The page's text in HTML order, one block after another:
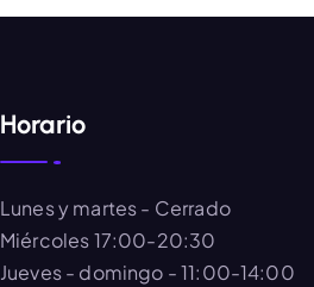
Horario
Lunes y martes- Cerrado
Miércoles17:00-20:30
Jueves - domingo - 11:00-14:00